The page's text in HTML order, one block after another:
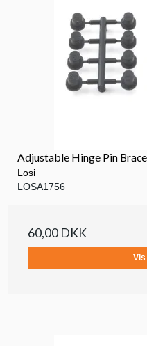
Adjustable Hinge Pin
Losi
LOSA1756
60,00 DKK